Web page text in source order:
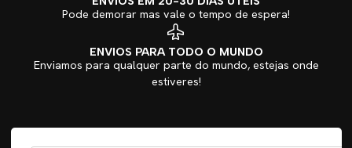
Pode demorar mas vale o tempo de espera!
ENVIOS PARA TODO O MUNDO
Enviamos para qualquer parte do mundo, estejas onde
estiveres!